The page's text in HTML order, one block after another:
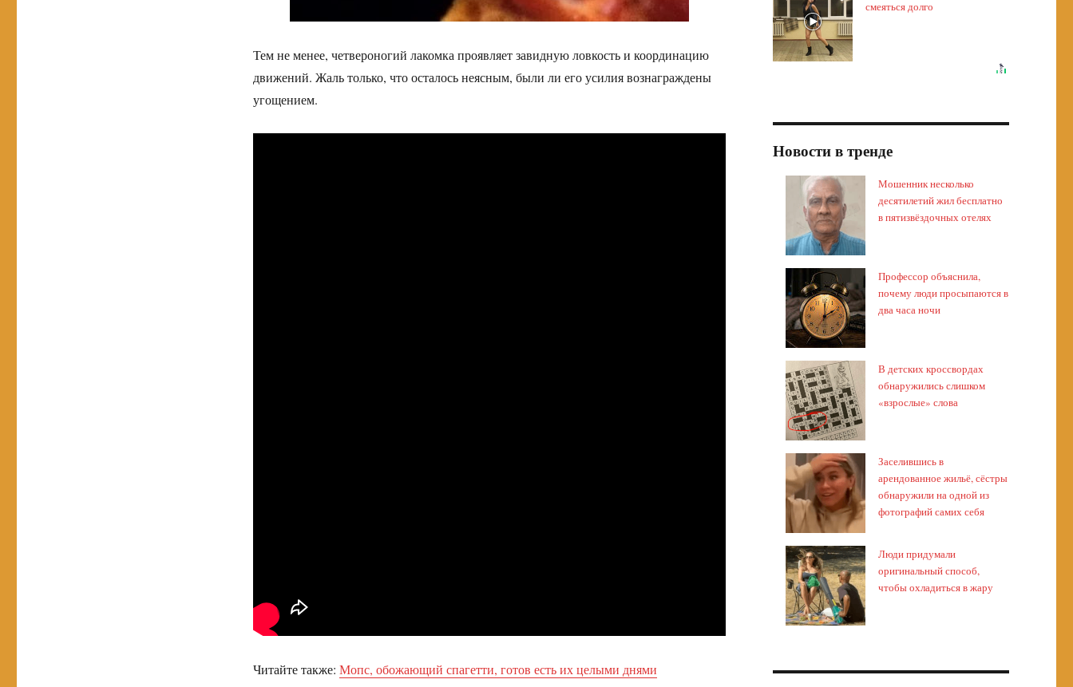
Тем не менее, четвероногий лакомка проявляет завидную ловкость и координацию
движений. Жаль только, что осталось неясным, были ли его усилия вознаграждены
угощением.
Читайте также: Мопс, обожающий спагетти, готов есть их целыми днями
смеяться долго
Новости в тренде
Мошенник несколько
десятилетий жил бесплатно
в пятизвёздочных отелях
Профессор объяснила,
почему люди просыпаются в
два часа ночи
В детских кроссвордах
обнаружились слишком
«взрослые» слова
Заселившись в
арендованное жильё, сёстры
обнаружили на одной из
фотографий самих себя
Люди придумали
оригинальный способ,
чтобы охладиться в жару